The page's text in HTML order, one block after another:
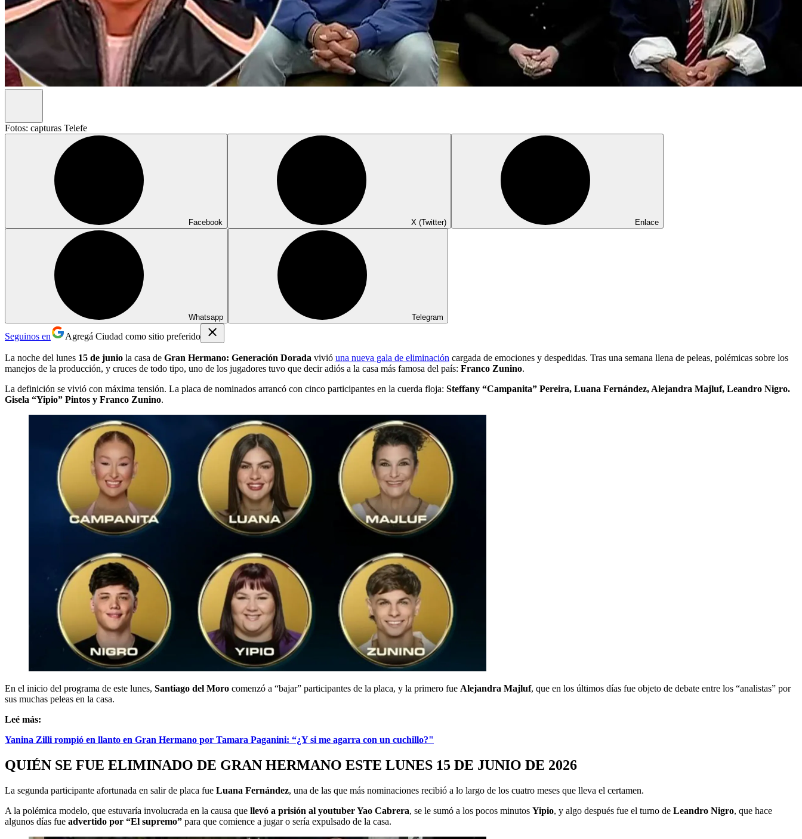
Fotos: capturas Telefe
Facebook X (Twitter) Enlace
Whatsapp Telegram
Seguinos en Agregá Ciudad como sitio preferido
La noche del lunes 15 de junio la casa de Gran Hermano: Generación Dorada vivió una nueva gala de eliminación cargada de emociones y despedidas. Tras una semana llena de peleas, polémicas sobre los
manejos de la producción, y cruces de todo tipo, uno de los jugadores tuvo que decir adiós a la casa más famosa del país: Franco Zunino.
La definición se vivió con máxima tensión. La placa de nominados arrancó con cinco participantes en la cuerda floja: Steffany “Campanita” Pereira, Luana Fernández, Alejandra Majluf, Leandro Nigro.
Gisela “Yipio” Pintos y Franco Zunino.
En el inicio del programa de este lunes, Santiago del Moro comenzó a “bajar” participantes de la placa, y la primero fue Alejandra Majluf, que en los últimos días fue objeto de debate entre los “analistas” por
sus muchas peleas en la casa.
Leé más:
Yanina Zilli rompió en llanto en Gran Hermano por Tamara Paganini: “¿Y si me agarra con un cuchillo?"
QUIÉN SE FUE ELIMINADO DE GRAN HERMANO ESTE LUNES 15 DE JUNIO DE 2026
La segunda participante afortunada en salir de placa fue Luana Fernández, una de las que más nominaciones recibió a lo largo de los cuatro meses que lleva el certamen.
A la polémica modelo, que estuvaría involucrada en la causa que llevó a prisión al youtuber Yao Cabrera, se le sumó a los pocos minutos Yipio, y algo después fue el turno de Leandro Nigro, que hace
algunos días fue advertido por “El supremo” para que comience a jugar o sería expulsado de la casa.